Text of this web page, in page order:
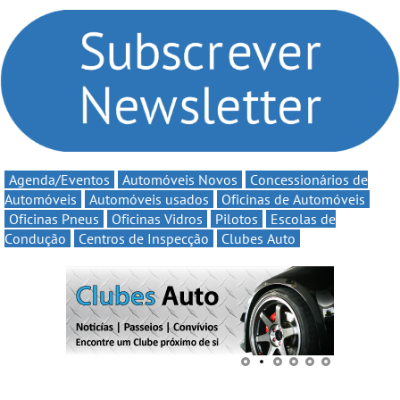
compromisso com o
automobilismo nacional
continua em 2026
Volta” com descontos de
Agenda/Eventos Automóveis Novos
Concessionários de
Automóveis
Automóveis usados
Oficinas de Automóveis
Oficinas Pneus
Oficinas Vidros Pilotos
Escolas de
Condução
Centros de Inspecção Clubes Auto